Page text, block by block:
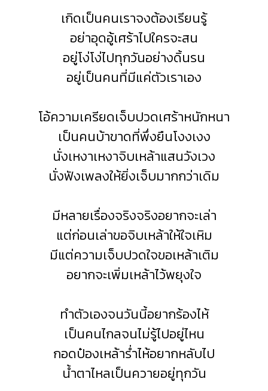
เกิดเป็นคนเราจงต้องเรียนรู้
อย่าอุดอู้เศร้าไปใครจะสน
อยู่โง่โง่ไปทุกวันอย่างดิ้นรน
อยู่เป็นคนที่มีแค่ตัวเราเอง
โอ้ความเครียดเจ็บปวดเศร้าหนักหนา
เป็นคนบ้าขาดที่พึ่งยืนโงงเงง
นั่งเหงาเหงาจิบเหล้าแสนวังเวง
นั่งฟังเพลงให้ยิ่งเจ็บมากกว่าเดิม
มีหลายเรื่องจริงจริงอยากจะเล่า
แต่ก่อนเล่าขอจิบเหล้าให้ใจเหิม
มีแต่ความเจ็บปวดใจขอเหล้าเติม
อยากจะเพิ่มเหล้าไว้พยุงใจ
ทำตัวเองจนวันนี้อยากร้องไห้
เป็นคนไกลจนไม่รู้ไปอยู่ไหน
กอดป๋องเหล้าร่ำไห้อยากหลับไป
น้ำตาไหลเป็นควายอยู่ทุกวัน